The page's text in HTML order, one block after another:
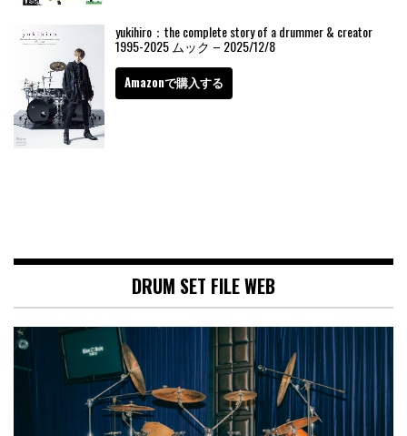
yukihiro：the complete story of a drummer & creator
1995-2025 ムック – 2025/12/8
Amazonで購入する
DRUM SET FILE WEB